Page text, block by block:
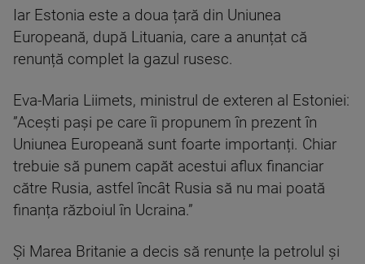
Iar Estonia este a doua țară din Uniunea
Europeană, după Lituania, care a anunțat că
renunță complet la gazul rusesc.
Eva-Maria Liimets, ministrul de exteren al Estoniei:
”Acești pași pe care îi propunem în prezent în
Uniunea Europeană sunt foarte importanți. Chiar
trebuie să punem capăt acestui aflux financiar
către Rusia, astfel încât Rusia să nu mai poată
finanța războiul în Ucraina.”
Și Marea Britanie a decis să renunțe la petrolul și